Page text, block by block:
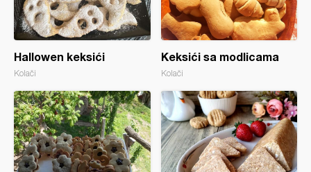
Hallowen keksići
Kolači
Keksići sa modlicama
Kolači